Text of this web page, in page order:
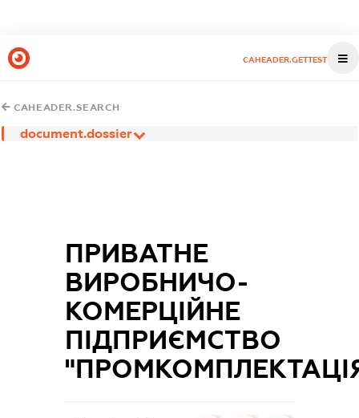
CAHEADER.GETTEST
CAHEADER.SEARCH
document.dossier
ПРИВАТНЕ
ВИРОБНИЧО-
КОМЕРЦІЙНЕ
ПІДПРИЄМСТВО